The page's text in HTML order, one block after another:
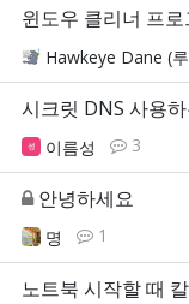
윈도우 클리너 프
Hawkeye Dane (
시크릿 DNS 사용
이름성 3
안녕하세요
명 1
노트북 시작할 때